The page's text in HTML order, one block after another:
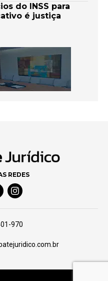
do INSS para
é justiça
REDES
Social Media
Social Media
Instagram Social Media
970